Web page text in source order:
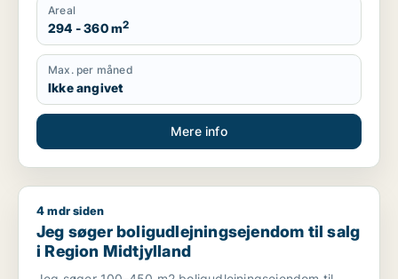
Areal
294 - 360 m2
Max. per måned
Ikke angivet
Mere info
Jeg søger boligudlejningsejendom til salg i Region
4 mdr siden
Jeg søger boligudlejningsejendom til salg
i Region Midtjylland